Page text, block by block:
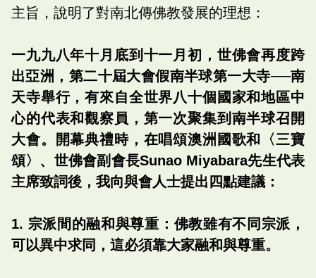
主旨，說明了對南北傳佛教發展的理想：
一九九八年十月底到十一月初，世佛會再度跨
出亞洲，第二十屆大會假南半球第一大寺──南
天寺舉行，有來自全世界八十個國家和地區中
心的代表和觀察員，第一次聚集到南半球召開
大會。開幕典禮時，在唱頌澳洲國歌和〈三寶
頌〉、世佛會副會長Sunao Miyabara先生代表
主席致詞後，我向與會人士提出四點建議：
1. 宗派間的融和與尊重：佛教雖有不同宗派，
可以異中求同，這必須靠大家融和與尊重。